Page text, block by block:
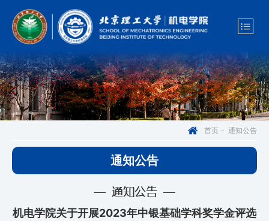
首页 - 通知公告
通知公告
通知公告
机电学院关于开展2023年中银基础学科奖学金评选